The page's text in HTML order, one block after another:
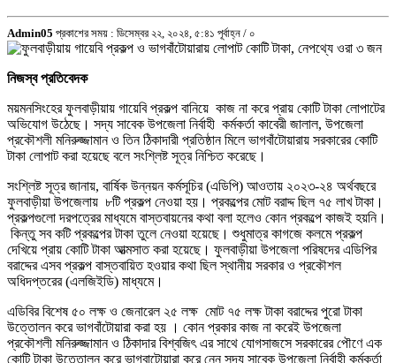
Admin05 প্রকাশের সময় : ডিসেম্বর ২২, ২০২৪, ৫:৪১ পূর্বাহ্ন / ০
নিজস্ব প্রতিবেদক
ময়মনসিংহের ফুলবাড়ীয়ায় গায়েবি প্রকল্প বানিয়ে কাজ না করে প্রায় কোটি টাকা লোপাটের
অভিযোগ উঠেছে। সদ্য সাবেক উপজেলা নির্বাহী কর্মকর্তা কাবেরী জালাল, উপজেলা
প্রকৌশলী মনিরুজ্জামান ও তিন ঠিকাদারী প্রতিষ্ঠান মিলে ভাগবাঁটোয়ারায় সরকারের কোটি
টাকা লোপাট করা হয়েছে বলে সংশ্লিষ্ট সূত্র নিশ্চিত করেছে।
সংশ্লিষ্ট সূত্র জানায়, বার্ষিক উন্নয়ন কর্মসূচির (এডিপি) আওতায় ২০২৩-২৪ অর্থবছরে
ফুলবাড়ীয়া উপজেলায় ৮টি প্রকল্প নেওয়া হয়। প্রকল্পের মোট বরাদ্দ ছিল ৭৫ লাখ টাকা।
প্রকল্পগুলো দরপত্রের মাধ্যমে বাস্তবায়নের কথা বলা হলেও কোন প্রকল্পে কাজই হয়নি।
কিন্তু সব কটি প্রকল্পের টাকা তুলে নেওয়া হয়েছে। শুধুমাত্র কাগজে কলমে প্রকল্প
দেখিয়ে প্রায় কোটি টাকা আত্মসাত করা হয়েছে। ফুলবাড়ীয়া উপজেলা পরিষদের এডিপির
বরাদ্দের এসব প্রকল্প বাস্তবায়িত হওয়ার কথা ছিল স্থানীয় সরকার ও প্রকৌশল
অধিদপ্তরের (এলজিইডি) মাধ্যমে।
এডিবির বিশেষ ৫০ লক্ষ ও জেনারেল ২৫ লক্ষ মোট ৭৫ লক্ষ টাকা বরাদ্দের পুরো টাকা
উত্তোলন করে ভাগবাঁটোয়ারা করা হয় । কোন প্রকার কাজ না করেই উপজেলা
প্রকৌশলী মনিরুজ্জামান ও ঠিকাদার বিশ্বজিৎ এর সাথে যোগসাজসে সরকারের পৌণে এক
কোটি টাকা উত্তোলন করে ভাগবাটোয়ারা করে নেন সদ্য সাবেক উপজেলা নির্বাহী কর্মকর্তা